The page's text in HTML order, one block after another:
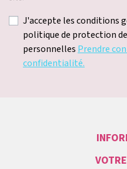
J'accepte les conditions
politique de protection
personnelles Prendre
confidentialité.